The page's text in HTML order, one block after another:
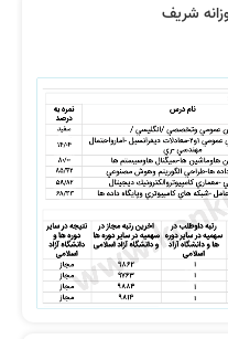
ارشد کامپیوتر 1403
ها خیلی قابل فهم و روان است
شریف